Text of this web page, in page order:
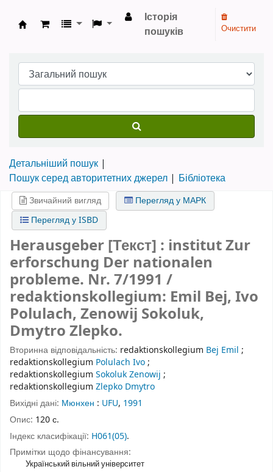
Бібліотека НТШ › Електронний каталог
Історія
пошуків
Очистити
Детальніший пошук
Пошук серед авторитетних джерел
Бібліотека
Звичайний вигляд
Перегляд у МАРК
Перегляд у ISBD
Herausgeber [Текст] : institut Zur
erforschung Der nationalen
probleme. Nr. 7/1991 /
redaktionskollegium: Emil Bej, Ivo
Polulach, Zenowij Sokoluk,
Dmytro Zlepko.
Вторинна відповідальність: redaktionskollegium Bej Emil ;
redaktionskollegium Polulach Ivo;
redaktionskollegium Sokoluk Zenowij ;
redaktionskollegium Zlepko Dmytro
Вихідні дані: Мюнхен : UFU, 1991
Опис: 120 с.
Індекс класифікації: H061(05).
Примітки щодо фінансування:
Український вільний університет